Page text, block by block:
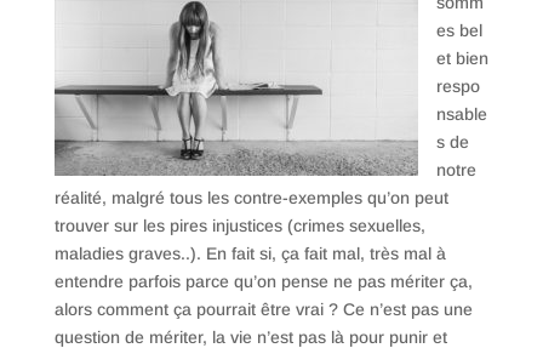
es bel
et bien
respo
nsable
s de
notre
réalité, malgré tous les contre-exemples qu’on peut
trouver sur les pires injustices (crimes sexuelles,
maladies graves..). En fait si, ça fait mal, très mal à
entendre parfois parce qu’on pense ne pas mériter ça,
alors comment ça pourrait être vrai ? Ce n’est pas une
question de mériter, la vie n’est pas là pour punir et